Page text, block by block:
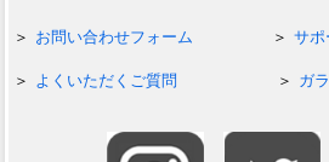
お問い合わせフォーム サポ
よくいただくご質問 ガ